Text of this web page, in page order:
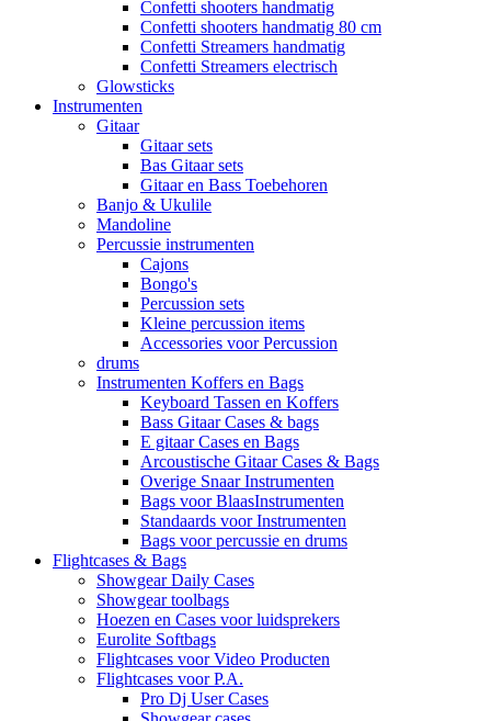
Confetti shooters handmatig
Confetti shooters handmatig 80 cm
Confetti Streamers handmatig
Confetti Streamers electrisch
Glowsticks
Instrumenten
Gitaar
Gitaar sets
Bas Gitaar sets
Gitaar en Bass Toebehoren
Banjo & Ukulile
Mandoline
Percussie instrumenten
Cajons
Bongo's
Percussion sets
Kleine percussion items
Accessories voor Percussion
drums
Instrumenten Koffers en Bags
Keyboard Tassen en Koffers
Bass Gitaar Cases & bags
E gitaar Cases en Bags
Arcoustische Gitaar Cases & Bags
Overige Snaar Instrumenten
Bags voor BlaasInstrumenten
Standaards voor Instrumenten
Bags voor percussie en drums
Flightcases & Bags
Showgear Daily Cases
Showgear toolbags
Hoezen en Cases voor luidsprekers
Eurolite Softbags
Flightcases voor Video Producten
Flightcases voor P.A.
Pro Dj User Cases